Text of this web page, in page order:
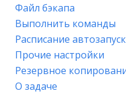
Файл бэкапа
Выполнить команды
Расписание
Прочие настройки
Резервное
О задаче